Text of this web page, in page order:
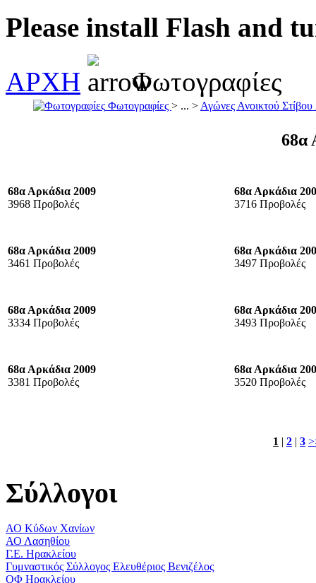
Please install Flash and
ΑΡΧΗ
Φωτογραφίες
Φωτογραφίες > ... > Αγώνες Ανοικτού
68α
68α Αρκάδια 2009
3968 Προβολές
68α Αρκάδια
3716 Προβολές
68α Αρκάδια 2009
3461 Προβολές
68α Αρκάδια
3497 Προβολές
68α Αρκάδια 2009
3334 Προβολές
68α Αρκάδια
3493 Προβολές
68α Αρκάδια 2009
3381 Προβολές
68α Αρκάδια
3520 Προβολές
1 | 2 | 3
Σύλλογοι
ΑΟ Κύδων Χανίων
ΑΟ Λασηθίου
Γ.Ε. Ηρακλείου
Γυμναστικός Σύλλογος Ελευθέριος Βενιζέλος
ΟΦ Ηρακλείου